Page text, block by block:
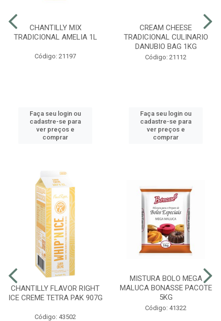
CHANTILLY MIX
TRADICIONAL AMELIA 1L
Código: 21197
Faça seu login ou
cadastre-se para
ver preços e
comprar
CREAM CHEESE
TRADICIONAL CULINARIO
DANUBIO BAG 1KG
Código: 21112
Faça seu login ou
cadastre-se para
ver preços e
comprar
CHANTILLY FLAVOR RIGHT
ICE CREME TETRA PAK 907G
Código: 43502
MISTURA BOLO MEGA
MALUCA BONASSE PACOTE
5KG
Código: 41322